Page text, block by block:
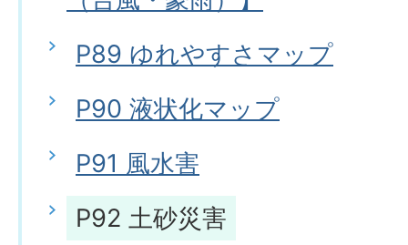
P89 ゆれやすさマップ
P90 液状化マップ
P91 風水害
P92 土砂災害